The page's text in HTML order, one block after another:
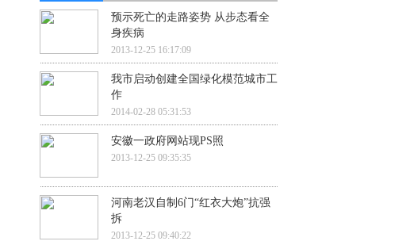
预示死亡的走路姿势 从步态看全
身疾病
2013-12-25 16:17:09
我市启动创建全国绿化模范城市工
作
2014-02-28 05:31:53
安徽一政府网站现PS照
2013-12-25 09:35:35
河南老汉自制6门“红衣大炮”抗强
拆
2013-12-25 09:40:22